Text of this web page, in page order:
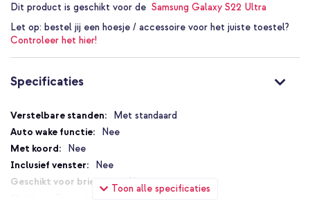
Inclusief 1 jaar garantie
Wanneer de imoshion Stand
Backcover perfect is voor jou
uiterlijk van de Galaxy S22 Ultra wil behouden. Dit hoesje geeft
betrouwbare bescherming bij dagelijks gebruik zonder extra
volume. De standaard maakt handsfree kijken en multitasken
uitstraling en meer gebruiksgemak zoekt.
Bestel de imoshion Stand Backcover en bescherm je Galaxy S22
Dit product is geschikt voor de Samsung Galaxy S22 Ultra
Let op: bestel jij een hoesje / accessoire voor het juiste toestel?
Controleer het hier!
Specificaties
Toon alle specificaties
Specificaties
Met standaard
Nee
Nee
Nee
Nee